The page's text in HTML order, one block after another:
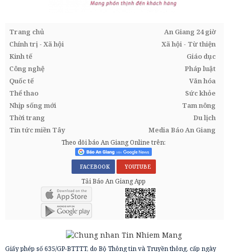
Trang chủ
An Giang 24 giờ
Chính trị - Xã hội
Xã hội - Từ thiện
Kinh tế
Giáo dục
Công nghệ
Pháp luật
Quốc tế
Văn hóa
Thể thao
Sức khỏe
Nhịp sống mới
Tam nông
Thời trang
Du lịch
Tin tức miền Tây
Media Báo An Giang
Theo dõi báo An Giang Online trên:
FACEBOOK YOUTUBE
Tải Báo An Giang App
Giấy phép số 635/GP-BTTTT, do Bộ Thông tin và Truyền thông, cấp ngày